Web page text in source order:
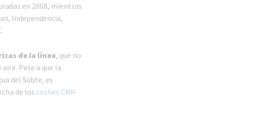
en 2008, mientras
Independencia,
de la línea, que no
Pese a que la
del Subte, es
de los coches CNR